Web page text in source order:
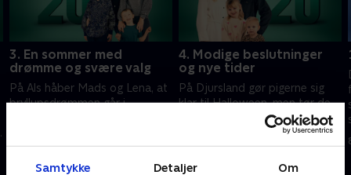
Samtykke Detaljer Om
3. En sommer med
drømme og svære valg
På Als håber Mads og Lena, at
bryllupsdrømmen går i
sommer, der ikke går som
planlagt.
4. Modige beslutninger
og nye tider
På Djursland gør pigerne sig
klar til Halloween, men tør de
møde mørkets monstre? På
Als står Mads over for sit livs
tale, og i Lyngby åbner en ny
verden sig.